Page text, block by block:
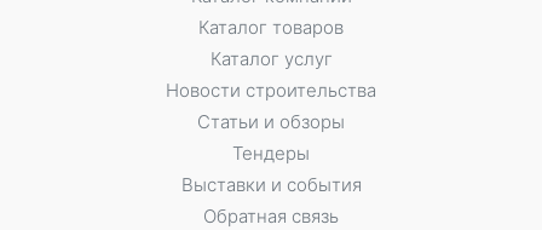
Каталог товаров
Каталог услуг
Новости строительства
Статьи и обзоры
Тендеры
Выставки и события
Обратная связь